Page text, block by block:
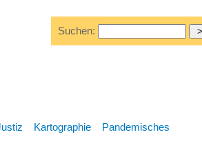
Suchen:
Kartographie Pandemisches